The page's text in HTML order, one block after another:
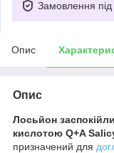
Замовлення під
Опис
Опис
Лосьйон
кислотою Q+A
призначений для